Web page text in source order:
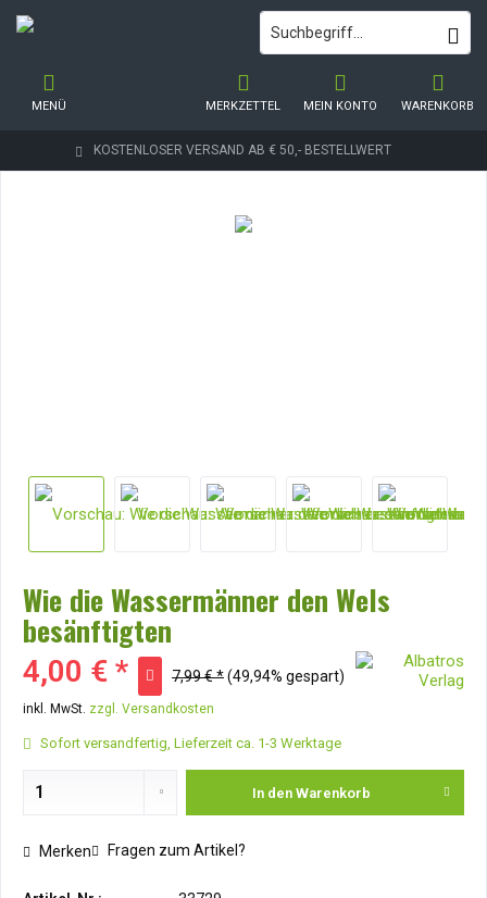
KOSTENLOSER VERSAND AB € 50,- BESTELLWERT
WARENKORB
MERKZETTEL MEIN KONTO
MENÜ
Wie die Wassermänner den Wels
besänftigten
4,00 € * 7,99 € *(49,94% gespart)
inkl. MwSt. zzgl. Versandkosten
Sofort versandfertig, Lieferzeit ca. 1-3 Werktage
In den Warenkorb
Merken Fragen zum Artikel?